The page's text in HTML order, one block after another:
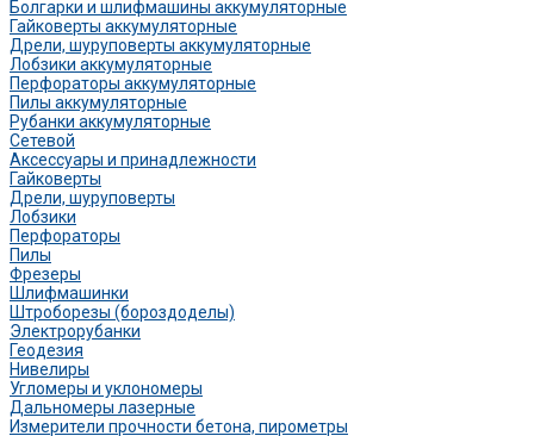
Болгарки и шлифмашины аккумуляторные
Гайковерты аккумуляторные
Дрели, шуруповерты аккумуляторные
Лобзики аккумуляторные
Перфораторы аккумуляторные
Пилы аккумуляторные
Рубанки аккумуляторные
Сетевой
Аксессуары и принадлежности
Гайковерты
Дрели, шуруповерты
Лобзики
Перфораторы
Пилы
Фрезеры
Шлифмашинки
Штроборезы (бороздоделы)
Электрорубанки
Геодезия
Нивелиры
Угломеры и уклономеры
Дальномеры лазерные
Измерители прочности бетона, пирометры